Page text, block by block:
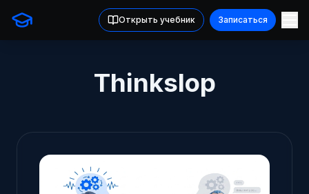
Открыть учебник Записаться
Thinkslop